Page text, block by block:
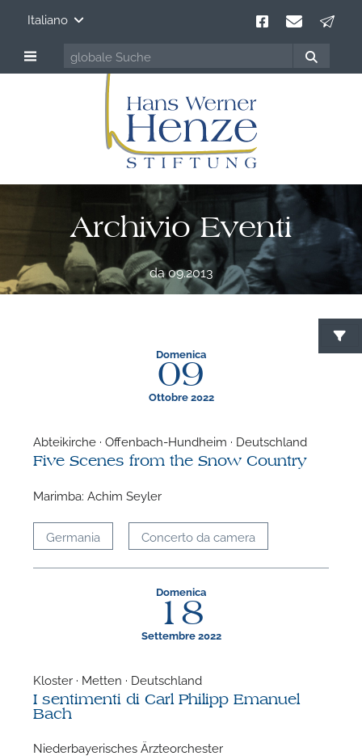
Italiano
Archivio Eventi
da 09.2013
Domenica
09
Ottobre 2022
Abteikirche · Offenbach-Hundheim · Deutschland
Five Scenes from the Snow Country
Marimba: Achim Seyler
Germania Concerto da camera
Domenica
18
Settembre 2022
Kloster · Metten · Deutschland
I sentimenti di Carl Philipp Emanuel
Bach
Niederbayerisches Ärzteorchester